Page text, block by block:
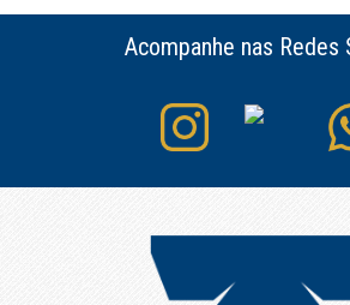
Acompanhe nas Redes